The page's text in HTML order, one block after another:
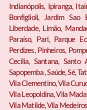
Indianópolis, Ipiranga,
Bonfiglioli, Jardim Sao
Liberdade, Limão,
Paraíso, Pari, Parque
Perdizes, Pinheiros,
Cecilia, Santana, Santo
Sapopemba , Saúde, Sé,
Vila Clementino, Vila
Vila Leopoldina, Vila
Vila Matilde, Vila